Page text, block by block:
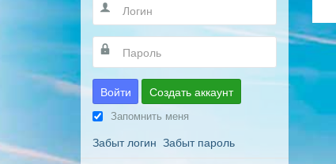
Войти Создать аккаунт
Запомнить меня
Забыт логин Забыт пароль